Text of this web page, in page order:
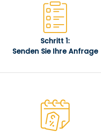
Schritt 1:
Senden Sie Ihre Anfrage